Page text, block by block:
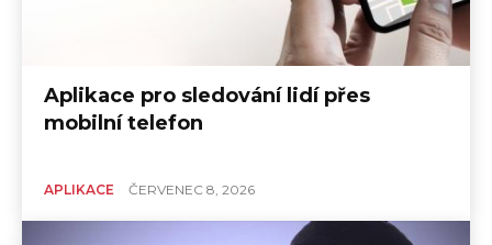
Aplikace pro sledování lidí přes
mobilní telefon
APLIKACE ČERVENEC 8, 2026